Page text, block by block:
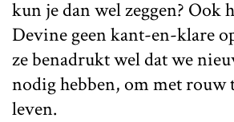
kun je dan wel zeggen? Ook
Devine geen kant-en-klare
ze benadrukt wel dat we
nodig hebben, om met rouw
leven.